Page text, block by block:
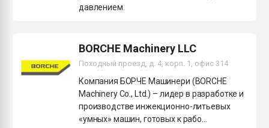
давлением.
BORCHE Machinery LLC
Походный проезд, д. 4, корп. 1, офис 314
Компания БОРЧЕ Машинери (BORCHE
Machinery Co., Ltd.) – лидер в разработке и
производстве инжекционно-литьевых
«умных» машин, готовых к рабо...